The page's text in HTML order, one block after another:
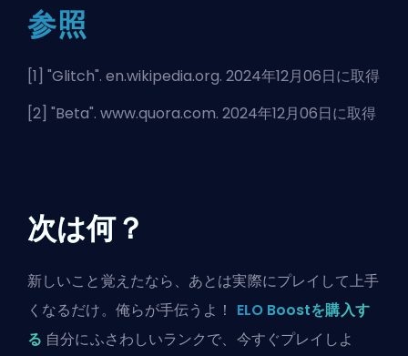
参照
[1] "Glitch". en.wikipedia.org. 2024年12月06日に取得
[2] "Beta". www.quora.com. 2024年12月06日に取得
次は何？
新しいこと覚えたなら、あとは実際にプレイして上手
くなるだけ。俺らが手伝うよ！ ELO Boostを購入す
る 自分にふさわしいランクで、今すぐプレイしよ